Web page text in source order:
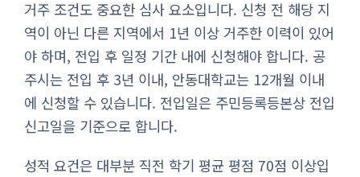
거주 조건도 중요한 심사 요소입니다. 신청 전 해당 지
역이 아닌 다른 지역에서 1년 이상 거주한 이력이 있어
야 하며, 전입 후 일정 기간 내에 신청해야 합니다. 공
주시는 전입 후 3년 이내, 안동대학교는 12개월 이내
에 신청할 수 있습니다. 전입일은 주민등록등본상 전입
신고일을 기준으로 합니다.
성적 요건은 대부분 직전 학기 평균 평점 70점 이상입